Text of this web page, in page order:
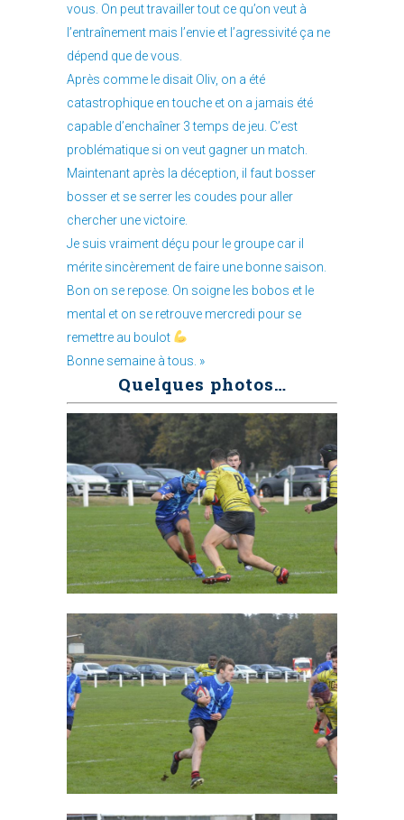
vous. On peut travailler tout ce qu’on veut à
l’entraînement mais l’envie et l’agressivité ça ne
dépend que de vous.
Après comme le disait Oliv, on a été
catastrophique en touche et on a jamais été
capable d’enchaîner 3 temps de jeu. C’est
problématique si on veut gagner un match.
Maintenant après la déception, il faut bosser
bosser et se serrer les coudes pour aller
chercher une victoire.
Je suis vraiment déçu pour le groupe car il
mérite sincèrement de faire une bonne saison.
Bon on se repose. On soigne les bobos et le
mental et on se retrouve mercredi pour se
remettre au boulot
Bonne semaine à tous. »
Quelques photos…